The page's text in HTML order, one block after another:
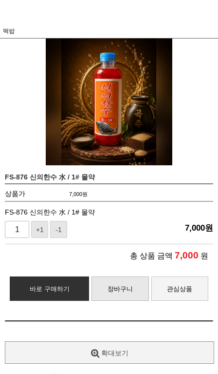
떡밥
FS-876 신의한수 水 / 1# 물약
상품가 7,000원
FS-876 신의한수 水 / 1# 물약
+1 -1 7,000원
총 상품 금액 7,000 원
바로 구매하기 장바구니 관심상품
확대보기